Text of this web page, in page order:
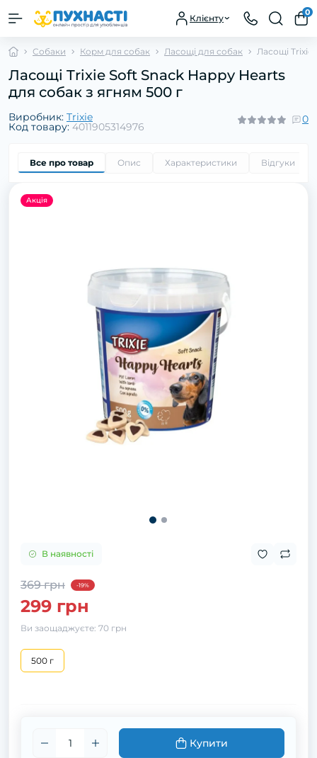
Клієнту
0
Собаки Корм для собак Ласощі для собак Ласощі Trixie
Ласощі Trixie Soft Snack Happy Hearts
для собак з ягням 500 г
Виробник: Trixie
Код товару: 4011905314976
0
Все про товар Опис Характеристики Відгуки
Акція
В наявності
369 грн -19%
299 грн
Ви заощаджуєте: 70 грн
500 г
Купити